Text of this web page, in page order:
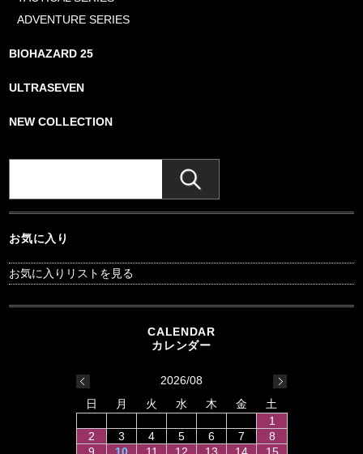
ADVENTURE SERIES
BIOHAZARD 25
ULTRASEVEN
NEW COLLECTION
お気に入り
お気に入りリストを見る
2026/08
日
月 火 水 木 金
土
1
2
3 4 5 6 7
8